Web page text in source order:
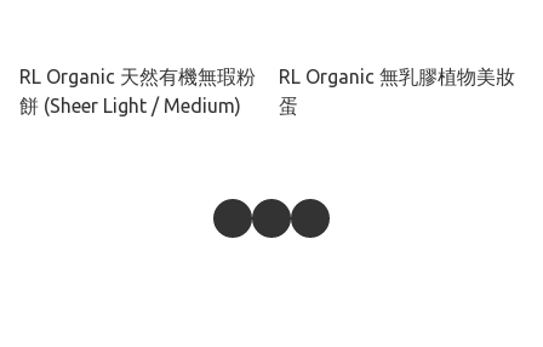
RL Organic 天然有機無瑕粉
餅 (Sheer Light / Medium)
RL Organic 無乳膠植物美妝
蛋